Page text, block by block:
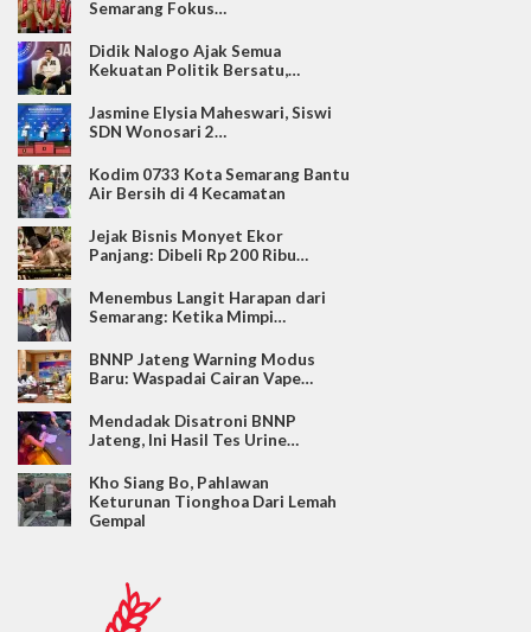
Semarang Fokus…
Didik Nalogo Ajak Semua
Kekuatan Politik Bersatu,…
Jasmine Elysia Maheswari, Siswi
SDN Wonosari 2…
Kodim 0733 Kota Semarang Bantu
Air Bersih di 4 Kecamatan
Jejak Bisnis Monyet Ekor
Panjang: Dibeli Rp 200 Ribu…
Menembus Langit Harapan dari
Semarang: Ketika Mimpi…
BNNP Jateng Warning Modus
Baru: Waspadai Cairan Vape…
Mendadak Disatroni BNNP
Jateng, Ini Hasil Tes Urine…
Kho Siang Bo, Pahlawan
Keturunan Tionghoa Dari Lemah
Gempal